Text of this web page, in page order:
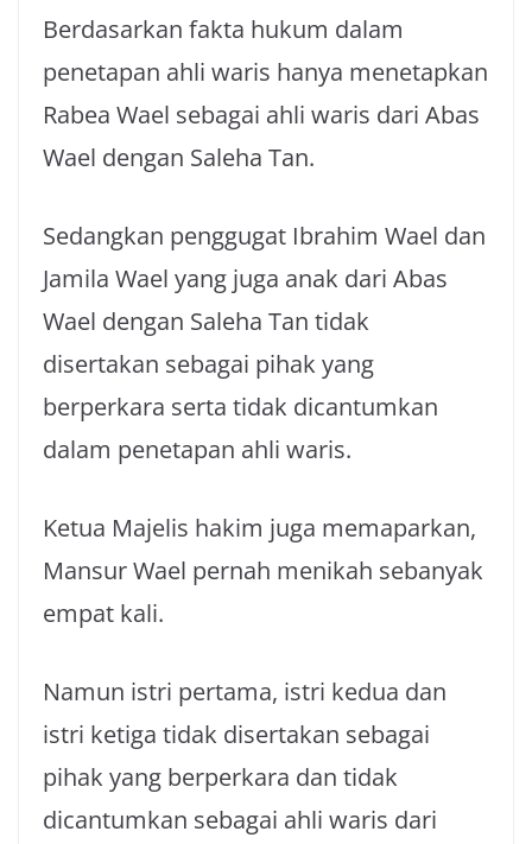
Berdasarkan fakta hukum dalam
penetapan ahli waris hanya menetapkan
Rabea Wael sebagai ahli waris dari Abas
Wael dengan Saleha Tan.
Sedangkan penggugat Ibrahim Wael dan
Jamila Wael yang juga anak dari Abas
Wael dengan Saleha Tan tidak
disertakan sebagai pihak yang
berperkara serta tidak dicantumkan
dalam penetapan ahli waris.
Ketua Majelis hakim juga memaparkan,
Mansur Wael pernah menikah sebanyak
empat kali.
Namun istri pertama, istri kedua dan
istri ketiga tidak disertakan sebagai
pihak yang berperkara dan tidak
dicantumkan sebagai ahli waris dari